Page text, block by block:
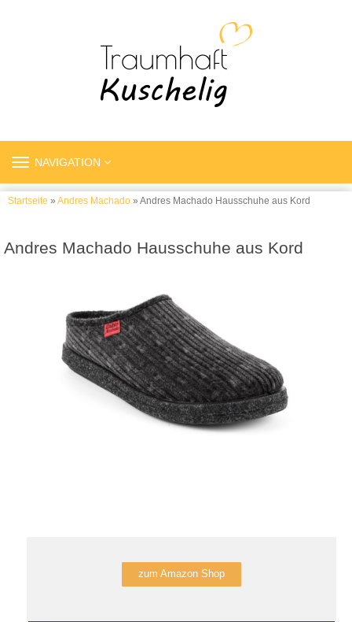
TOGGLE
NAVIGATION
Startseite » Andres Machado » Andres Machado Hausschuhe aus Kord
Andres Machado Hausschuhe aus Kord
zum Amazon Shop